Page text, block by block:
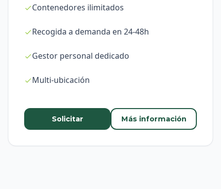
Contenedores ilimitados
Recogida a demanda en 24-48h
Gestor personal dedicado
Multi-ubicación
Solicitar Más información